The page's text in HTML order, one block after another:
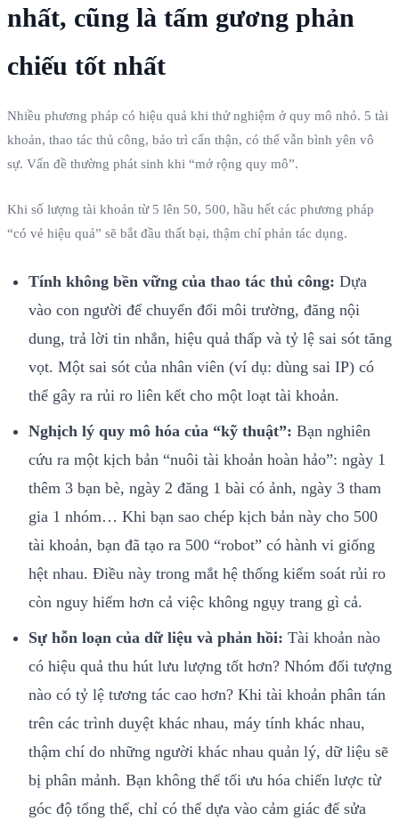
nhất, cũng là tấm gương phản
chiếu tốt nhất
Nhiều phương pháp có hiệu quả khi thử nghiệm ở quy mô nhỏ. 5 tài
khoản, thao tác thủ công, bảo trì cẩn thận, có thể vẫn bình yên vô
sự. Vấn đề thường phát sinh khi “mở rộng quy mô”.
Khi số lượng tài khoản từ 5 lên 50, 500, hầu hết các phương pháp
“có vẻ hiệu quả” sẽ bắt đầu thất bại, thậm chí phản tác dụng.
Tính không bền vững của thao tác thủ công: Dựa
vào con người để chuyển đổi môi trường, đăng nội
dung, trả lời tin nhắn, hiệu quả thấp và tỷ lệ sai sót tăng
vọt. Một sai sót của nhân viên (ví dụ: dùng sai IP) có
thể gây ra rủi ro liên kết cho một loạt tài khoản.
Nghịch lý quy mô hóa của “kỹ thuật”: Bạn nghiên
cứu ra một kịch bản “nuôi tài khoản hoàn hảo”: ngày 1
thêm 3 bạn bè, ngày 2 đăng 1 bài có ảnh, ngày 3 tham
gia 1 nhóm… Khi bạn sao chép kịch bản này cho 500
tài khoản, bạn đã tạo ra 500 “robot” có hành vi giống
hệt nhau. Điều này trong mắt hệ thống kiểm soát rủi ro
còn nguy hiểm hơn cả việc không ngụy trang gì cả.
Sự hỗn loạn của dữ liệu và phản hồi: Tài khoản nào
có hiệu quả thu hút lưu lượng tốt hơn? Nhóm đối tượng
nào có tỷ lệ tương tác cao hơn? Khi tài khoản phân tán
trên các trình duyệt khác nhau, máy tính khác nhau,
thậm chí do những người khác nhau quản lý, dữ liệu sẽ
bị phân mảnh. Bạn không thể tối ưu hóa chiến lược từ
góc độ tổng thể, chỉ có thể dựa vào cảm giác để sửa